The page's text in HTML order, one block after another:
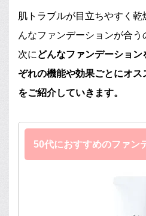
肌トラブルが目立ちやすく
んなファンデーションが合う
次に どんなファンデーショ
ぞれの機能や効果ごとにオ
をご紹介していきます。
50代におすすめのファン